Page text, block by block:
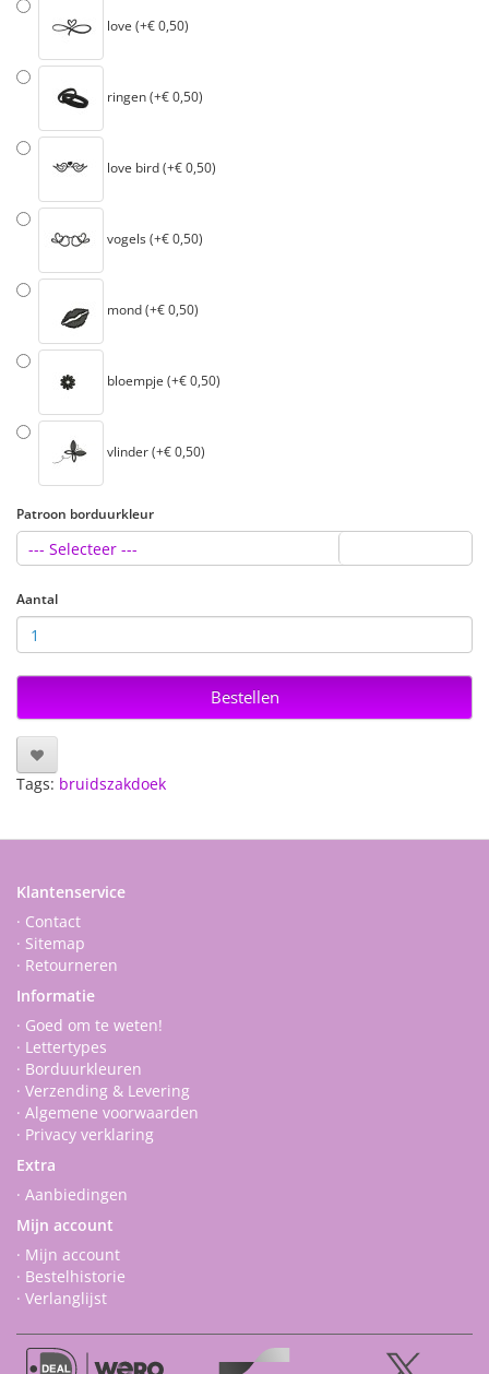
love (+€ 0,50)
ringen (+€ 0,50)
love bird (+€ 0,50)
vogels (+€ 0,50)
mond (+€ 0,50)
bloempje (+€ 0,50)
vlinder (+€ 0,50)
Patroon borduurkleur
--- Selecteer ---
Aantal
Bestellen
Tags: bruidszakdoek
Klantenservice
· Contact
· Sitemap
· Retourneren
Informatie
· Goed om te weten!
· Lettertypes
· Borduurkleuren
· Verzending & Levering
· Algemene voorwaarden
· Privacy verklaring
Extra
· Aanbiedingen
Mijn account
· Mijn account
· Bestelhistorie
· Verlanglijst